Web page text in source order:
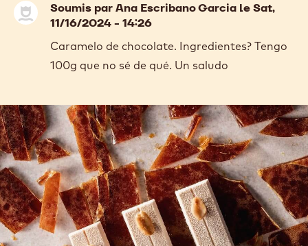
Soumis parAna Escribano Garcia le Sat,
11/16/2024 - 14:26
Caramelo de chocolate. Ingredientes? Tengo
100g que no sé de qué. Un saludo